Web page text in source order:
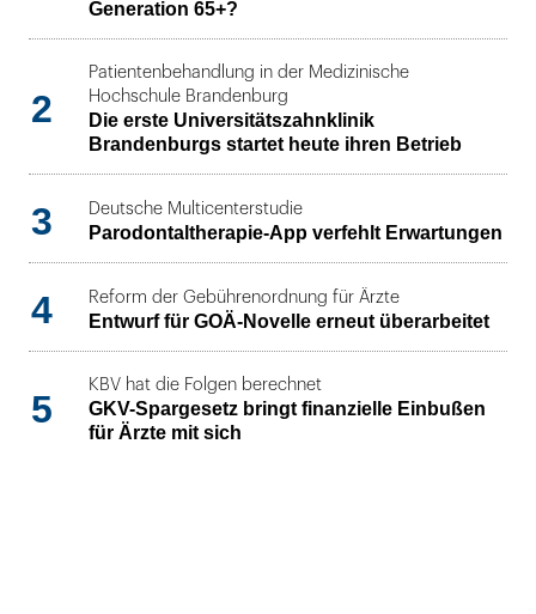
Generation 65+?
2
Patientenbehandlung in der Medizinische
Hochschule Brandenburg
Die erste Universitätszahnklinik
Brandenburgs startet heute ihren Betrieb
3 Deutsche Multicenterstudie
Parodontaltherapie-App verfehlt Erwartungen
4 Reform der Gebührenordnung für Ärzte
Entwurf für GOÄ-Novelle erneut überarbeitet
5
KBV hat die Folgen berechnet
GKV-Spargesetz bringt finanzielle Einbußen
für Ärzte mit sich